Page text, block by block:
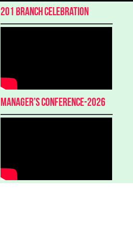
201 Branch Celebration
Manager’s Conference-2026